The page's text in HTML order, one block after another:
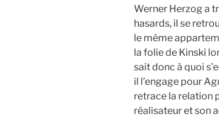
Werner Herzog a
hasards, il se
le même
la folie de Kinski
sait donc à quoi
il l’engage pour
retrace la relation
réalisateur et son